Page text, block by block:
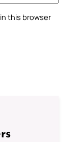
this browser